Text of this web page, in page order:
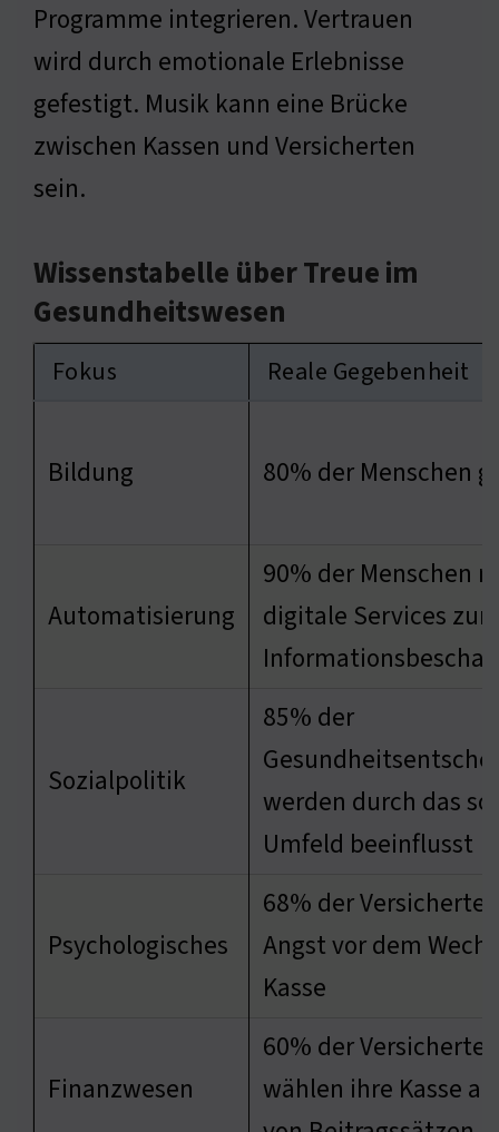
Programme integrieren. Vertrauen
wird durch emotionale Erlebnisse
gefestigt. Musik kann eine Brücke
zwischen Kassen und Versicherten
sein.
Wissenstabelle über Treue im
Gesundheitswesen
Fokus Reale Gegebenheit
Bildung 80% der Menschen
Automatisierung
90% der Menschen
digitale Services zur
Sozialpolitik
85% der
werden durch das
Umfeld beeinflusst
Psychologisches
68% der
Angst vor dem
Kasse
Finanzwesen
60% der Versicherten
wählen ihre Kasse